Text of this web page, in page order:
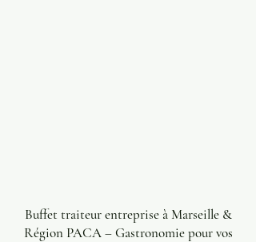
Buffet traiteur entreprise à Marseille &
Région PACA – Gastronomie pour vos